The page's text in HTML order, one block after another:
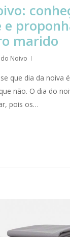
e
marido
do Noivo
que dia da noiva
não. O dia do
pois os…